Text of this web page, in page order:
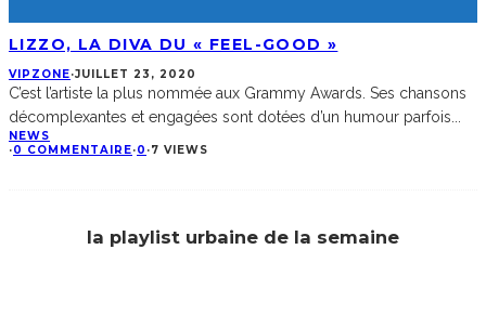
LIZZO, LA DIVA DU « FEEL-GOOD »
VIPZONE·JUILLET 23, 2020
C’est l’artiste la plus nommée aux Grammy Awards. Ses chansons
décomplexantes et engagées sont dotées d’un humour parfois
NEWS
·0 COMMENTAIRE·0 ·7 VIEWS
la playlist urbaine de la semaine